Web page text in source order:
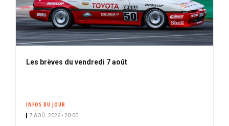
Les brèves du vendredi 7 août
INFOS DU JOUR
7 AOÛ. 2026 • 20:00